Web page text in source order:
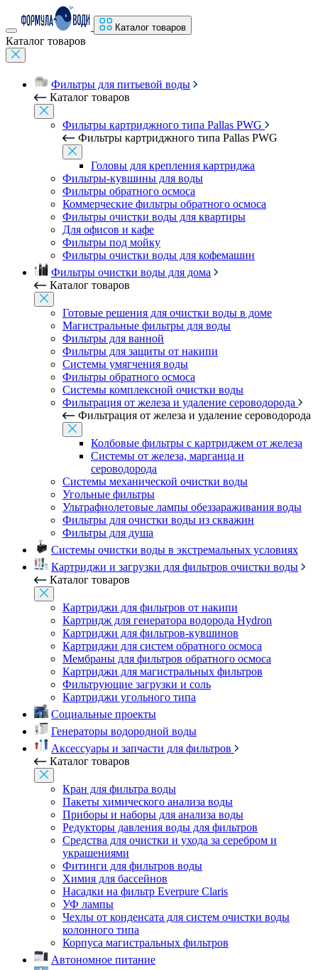
Каталог товаров
Каталог товаров
Фильтры для питьевой воды
Каталог товаров
Фильтры картриджного типа Pallas PWG
Фильтры картриджного типа Pallas PWG
Головы для крепления картриджа
Фильтры-кувшины для воды
Фильтры обратного осмоса
Коммерческие фильтры обратного осмоса
Фильтры очистки воды для квартиры
Для офисов и кафе
Фильтры под мойку
Фильтры очистки воды для кофемашин
Фильтры очистки воды для дома
Каталог товаров
Готовые решения для очистки воды в доме
Магистральные фильтры для воды
Фильтры для ванной
Фильтры для защиты от накипи
Системы умягчения воды
Фильтры обратного осмоса
Системы комплексной очистки воды
Фильтрация от железа и удаление сероводорода
Фильтрация от железа и удаление сероводорода
Колбовые фильтры с картриджем от железа
Системы от железа, марганца и
сероводорода
Системы механической очистки воды
Угольные фильтры
Ультрафиолетовые лампы обеззараживания воды
Фильтры для очистки воды из скважин
Фильтры для душа
Системы очистки воды в экстремальных условиях
Картриджи и загрузки для фильтров очистки воды
Каталог товаров
Картриджи для фильтров от накипи
Картридж для генератора водорода Hydron
Картриджи для фильтров-кувшинов
Картриджи для систем обратного осмоса
Мембраны для фильтров обратного осмоса
Картриджи для магистральных фильтров
Фильтрующие загрузки и соль
Картриджи угольного типа
Социальные проекты
Генераторы водородной воды
Аксессуары и запчасти для фильтров
Каталог товаров
Кран для фильтра воды
Пакеты химического анализа воды
Приборы и наборы для анализа воды
Редукторы давления воды для фильтров
Средства для очистки и ухода за серебром и
украшениями
Фитинги для фильтров воды
Химия для бассейнов
Насадки на фильтр Everpure Claris
УФ лампы
Чехлы от конденсата для систем очистки воды
колонного типа
Корпуса магистральных фильтров
Автономное питание